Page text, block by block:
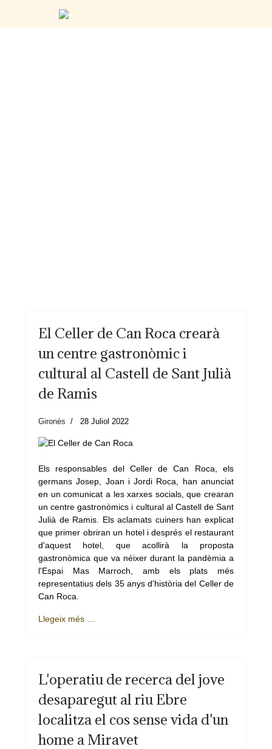
El Celler de Can Roca crearà
un centre gastronòmic i
cultural al Castell de Sant Julià
de Ramis
Gironès 28 Juliol 2022
Els responsables del Celler de Can Roca, els
germans Josep, Joan i Jordi Roca, han anunciat
en un comunicat a les xarxes socials, que crearan
un centre gastronòmics i cultural al Castell de Sant
Julià de Ramis. Els aclamats cuiners han explicat
que primer obriran un hotel i després el restaurant
d'aquest hotel, que acollirà la proposta
gastronòmica que va néixer durant la pandèmia a
l'Espai Mas Marroch, amb els plats més
representatius dels 35 anys d'història del Celler de
Can Roca.
Llegeix més …
L'operatiu de recerca del jove
desaparegut al riu Ebre
localitza el cos sense vida d'un
home a Miravet